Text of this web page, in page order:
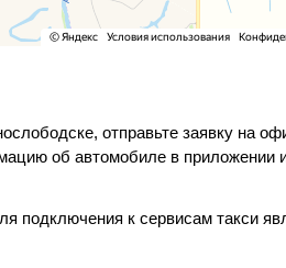
отправьте заявку на
об автомобиле в приложении
подключения к сервисам такси